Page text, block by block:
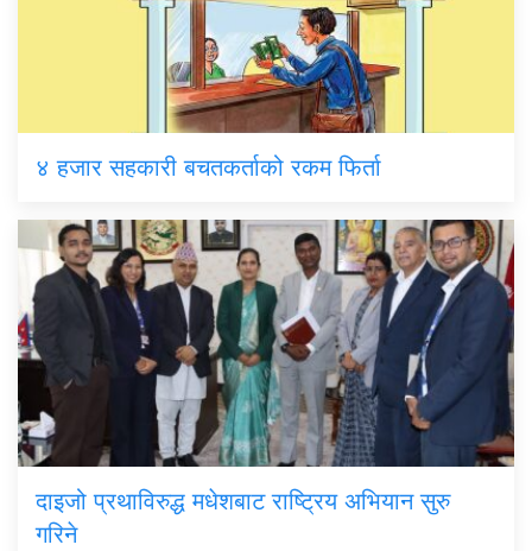
४ हजार सहकारी बचतकर्ताको रकम फिर्ता
दाइजो प्रथाविरुद्ध मधेशबाट राष्ट्रिय अभियान सुरु
गरिने